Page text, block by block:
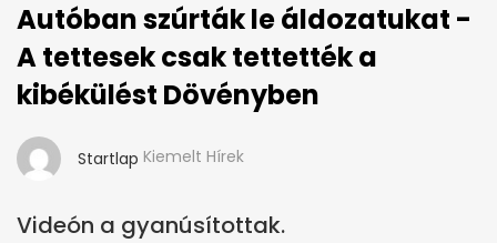
Autóban szúrták le áldozatukat -
A tettesek csak tettették a
kibékülést Dövényben
Startlap Kiemelt Hírek
Videón a gyanúsítottak.